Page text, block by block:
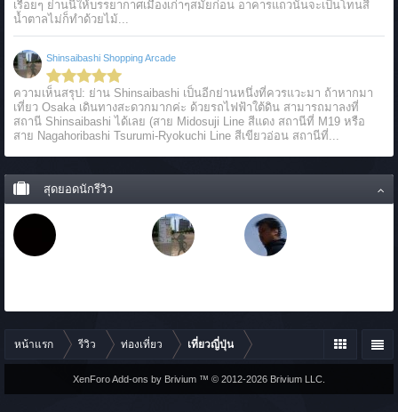
เรื่อยๆ ย่านนี้ให้บรรยากาศเมืองเก่าๆสมัยก่อน อาคารแถวนั้นจะเป็นโทนสี
น้ำตาลไม่ก็ทำด้วยไม้...
Shinsaibashi Shopping Arcade
ความเห็นสรุป: ย่าน Shinsaibashi เป็นอีกย่านหนึ่งที่ควรแวะมา ถ้าหากมา
เที่ยว Osaka เดินทางสะดวกมากค่ะ ด้วยรถไฟฟ้าใต้ดิน สามารถมาลงที่
สถานี Shinsaibashi ได้เลย (สาย Midosuji Line สีแดง สถานีที่ M19 หรือ
สาย Nagahoribashi Tsurumi-Ryokuchi Line สีเขียวอ่อน สถานีที่...
สุดยอดนักรีวิว
หน้าแรก รีวิว ท่องเที่ยว เที่ยวญี่ปุ่น
XenForo Add-ons by Brivium ™ © 2012-2026 Brivium LLC.